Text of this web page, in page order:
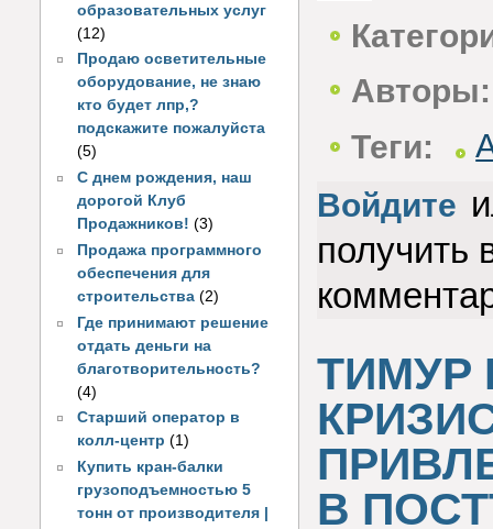
образовательных услуг
(12)
Продаю осветительные
оборудование, не знаю
кто будет лпр,?
подскажите пожалуйста
(5)
С днем рождения, наш
дорогой Клуб
Продажников! (3)
Продажа программного
обеспечения для
строительства (2)
Где принимают решение
отдать деньги на
благотворительность?
(4)
Старший оператор в
колл-центр (1)
Купить кран-балки
грузоподъемностью 5
тонн от производителя |
Авторы:
Теги:
Войдите
получить
ТИМУР
В